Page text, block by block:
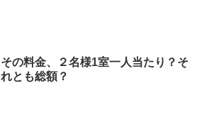
その料金、２名様1室一人当たり？そ
れとも総額？